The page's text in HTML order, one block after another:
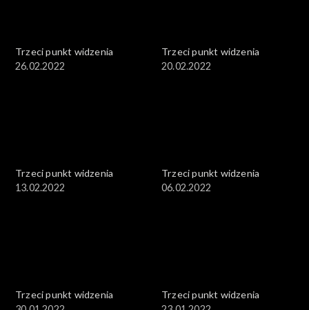
Trzeci punkt widzenia
26.02.2022
Trzeci punkt widzenia
20.02.2022
Trzeci punkt widzenia
13.02.2022
Trzeci punkt widzenia
06.02.2022
Trzeci punkt widzenia
Trzeci punkt widzenia